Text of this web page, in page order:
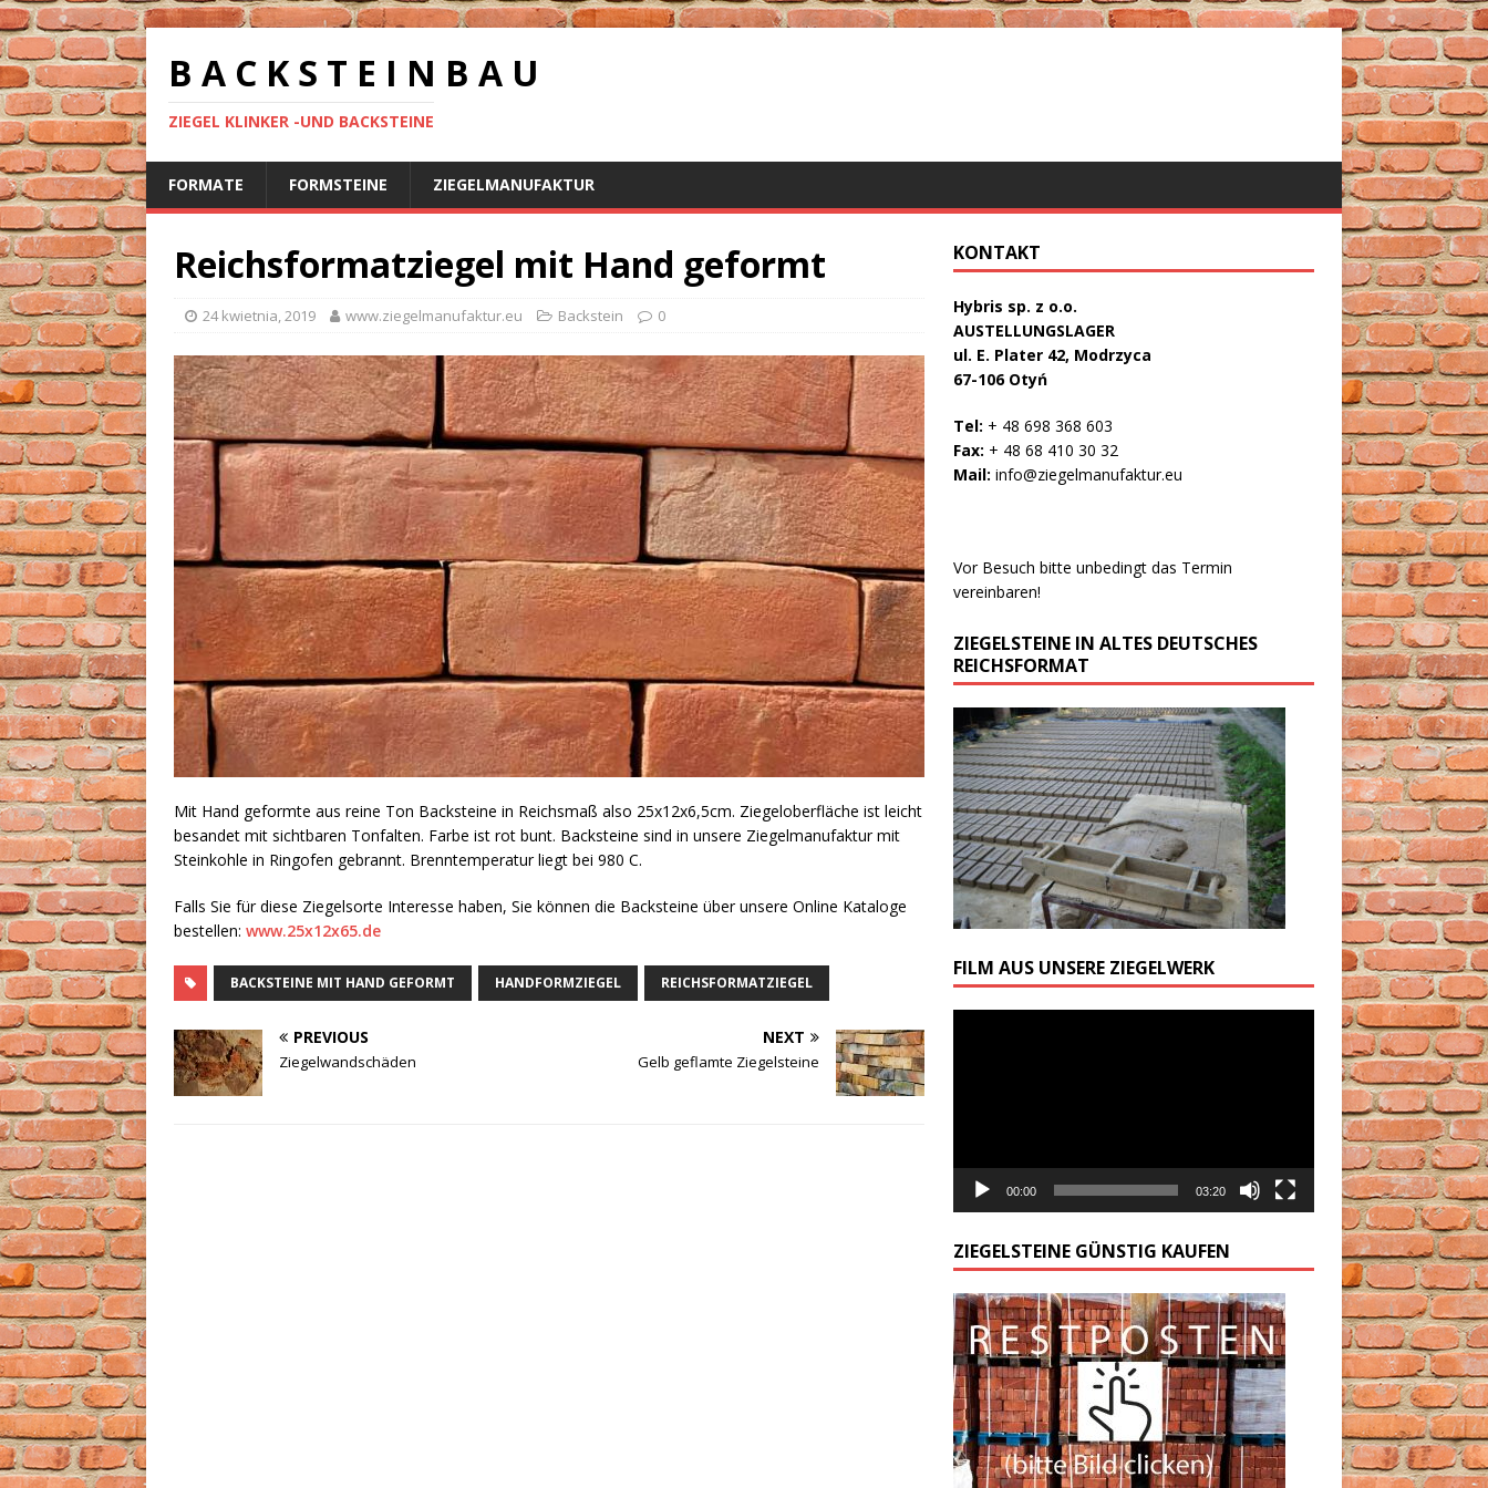
B A C K S T E I N B A U
ZIEGEL KLINKER -UND BACKSTEINE
FORMATE FORMSTEINE ZIEGELMANUFAKTUR
Reichsformatziegel mit Hand geformt
24 kwietnia, 2019 www.ziegelmanufaktur.eu Backstein 0
Mit Hand geformte aus reine Ton Backsteine in Reichsmaß also 25x12x6,5cm. Ziegeloberfläche ist leicht
besandet mit sichtbaren Tonfalten. Farbe ist rot bunt. Backsteine sind in unsere Ziegelmanufaktur mit
Steinkohle in Ringofen gebrannt. Brenntemperatur liegt bei 980 C.
Falls Sie für diese Ziegelsorte Interesse haben, Sie können die Backsteine über unsere Online Kataloge
bestellen: www.25x12x65.de
BACKSTEINE MIT HAND GEFORMT HANDFORMZIEGEL REICHSFORMATZIEGEL
PREVIOUS
Ziegelwandschäden
NEXT
Gelb geflamte Ziegelsteine
KONTAKT
Hybris sp. z o.o.
AUSTELLUNGSLAGER
ul. E. Plater 42, Modrzyca
67-106 Otyń
Tel: + 48 698 368 603
Fax: + 48 68 410 30 32
Mail: info@ziegelmanufaktur.eu
Vor Besuch bitte unbedingt das Termin
vereinbaren!
ZIEGELSTEINE IN ALTES DEUTSCHES
REICHSFORMAT
FILM AUS UNSERE ZIEGELWERK
00:00 03:20
ZIEGELSTEINE GÜNSTIG KAUFEN